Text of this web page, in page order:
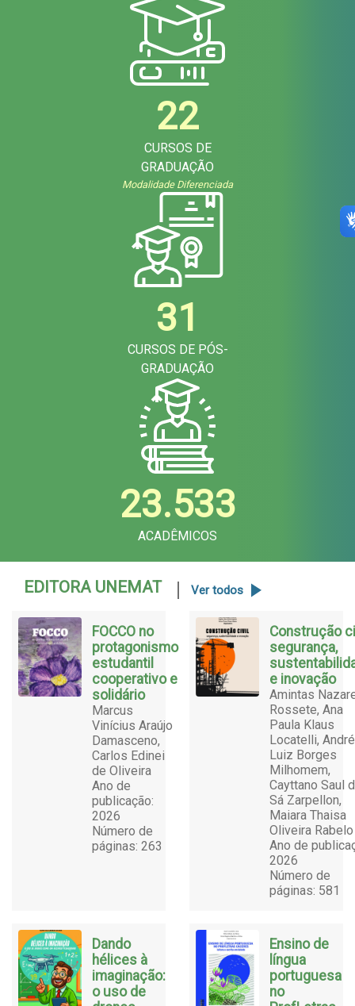
22
CURSOS DE
GRADUAÇÃO
Modalidade Diferenciada
31
CURSOS DE PÓS-
GRADUAÇÃO
23.533
ACADÊMICOS
EDITORA UNEMAT Ver todos
FOCCO no
protagonismo
estudantil
cooperativo e
solidário
Marcus
Vinícius Araújo
Damasceno,
Carlos Edinei
de Oliveira
Ano de
publicação:
2026
Número de
páginas: 263
Construção
segurança,
e inovação
Amintas
Rossete, Ana
Paula Klaus
Locatelli, André
Luiz Borges
Milhomem,
Cayttano Saul
Sá Zarpellon,
Maiara Thaisa
Oliveira Rabelo
Ano de
2026
Número de
páginas: 581
Dando
hélices à
imaginação:
o uso de
Ensino de
língua
portuguesa
no